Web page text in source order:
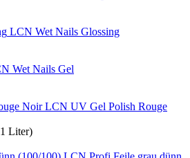
LCN Wet Nails Glossing
Wet Nails Gel
LCN UV Gel Polish Rouge
Liter)